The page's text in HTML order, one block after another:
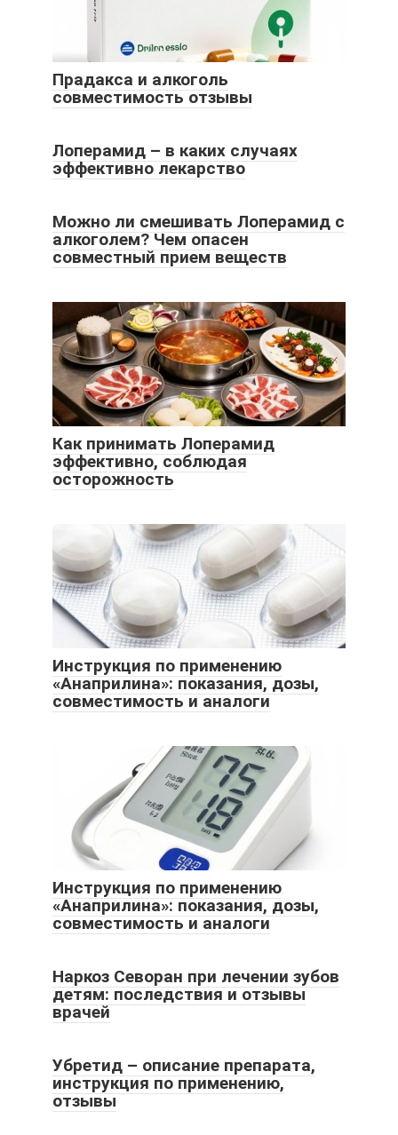
Прадакса и алкоголь
совместимость отзывы
Лоперамид – в каких случаях
эффективно лекарство
Можно ли смешивать Лоперамид с
алкоголем? Чем опасен
совместный прием веществ
Как принимать Лоперамид
эффективно, соблюдая
осторожность
Инструкция по применению
«Анаприлина»: показания, дозы,
совместимость и аналоги
Инструкция по применению
«Анаприлина»: показания, дозы,
совместимость и аналоги
Наркоз Севоран при лечении зубов
детям: последствия и отзывы
врачей
Убретид – описание препарата,
инструкция по применению,
отзывы